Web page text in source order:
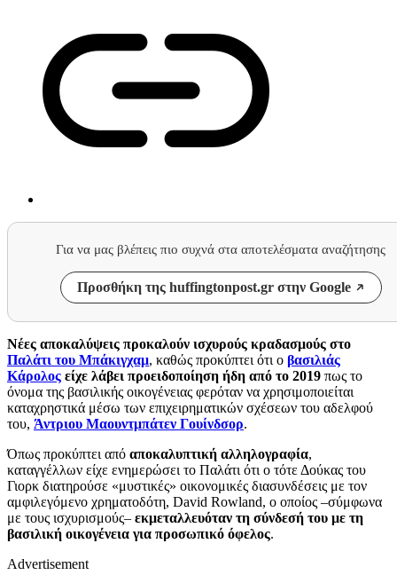
Για να μας βλέπεις πιο συχνά στα αποτελέσματα αναζήτησης
Προσθήκη της huffingtonpost.gr στην Google
Nέες αποκαλύψεις προκαλούν ισχυρούς κραδασμούς στο
Παλάτι του Μπάκιγχαμ, καθώς προκύπτει ότι ο βασιλιάς
Κάρολος είχε λάβει προειδοποίηση ήδη από το 2019 πως το
όνομα της βασιλικής οικογένειας φερόταν να χρησιμοποιείται
καταχρηστικά μέσω των επιχειρηματικών σχέσεων του αδελφού
του, Άντριου Μαουντμπάτεν Γουίνδσορ.
Όπως προκύπτει από αποκαλυπτική αλληλογραφία,
καταγγέλλων είχε ενημερώσει το Παλάτι ότι ο τότε Δούκας του
Γιορκ διατηρούσε «μυστικές» οικονομικές διασυνδέσεις με τον
αμφιλεγόμενο χρηματοδότη, David Rowland, ο οποίος –σύμφωνα
με τους ισχυρισμούς– εκμεταλλευόταν τη σύνδεσή του με τη
βασιλική οικογένεια για προσωπικό όφελος.
Advertisement